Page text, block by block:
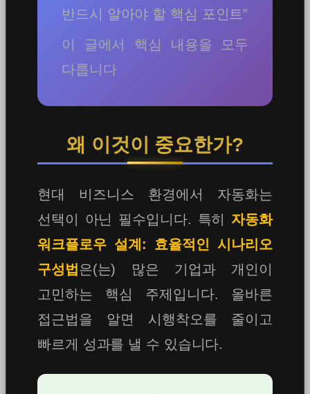
반드시 알아야 할 핵심 포인트”
이 글에서 핵심 내용을 모두
다룹니다
왜 이것이 중요한가?
현대 비즈니스 환경에서 자동화는
선택이 아닌 필수입니다. 특히 자동화
워크플로우 설계: 효율적인 시나리오
구성법 은(는) 많은 기업과 개인이
고민하는 핵심 주제입니다. 올바른
접근법을 알면 시행착오를 줄이고
빠르게 성과를 낼 수 있습니다.